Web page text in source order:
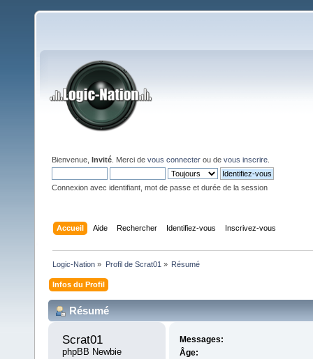
Bienvenue, Invité . Merci de vous connecter ou de vous inscrire
Connexion avec identifiant, mot de passe et durée de la session
Accueil Aide Rechercher Identifiez-vous Inscrivez-vous
Logic-Nation » Profil de Scrat01 » Résumé
Infos du Profil
Résumé
Scrat01
phpBB Newbie
Messages:
Âge: